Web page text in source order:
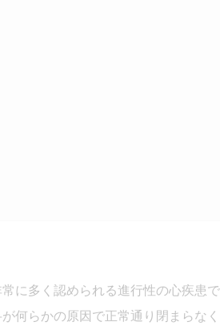
に多く認められる進行性の心疾患で
何らかの原因で正常通り閉まらな